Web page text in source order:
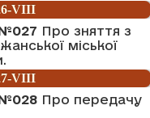
VIII
№027 Про зняття з
міської
VIII
№028 Про передачу